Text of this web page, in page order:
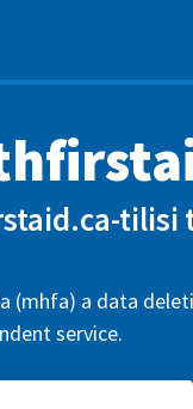
tilisi
(mhfa) a data
service.